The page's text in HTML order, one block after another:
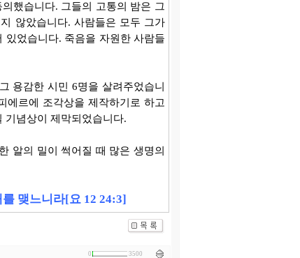
했습니다. 그들의 고통의 밤은 그
않았습니다. 사람들은 모두 그가
있었습니다. 죽음을 자원한 사람들
용감한 시민 6명을 살려주었습니
에르에 조각상을 제작하기로 하고
기념상이 제막되었습니다.
알의 밀이 썩어질 때 많은 생명의
맺느니라[요 12 24:3]
0 3500